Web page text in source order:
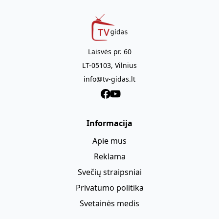
už tai baisią kainą. Šis 6 dalių serialas nagrinėja
ekonomines ir žmogiškąsias šiuolaikinių karų, nuo Pirmojo
pasaulinio karo iki pasaulinio karo su terorizmu,
Laisvės pr. 60
LT-05103, Vilnius
info@tv-gidas.lt
Informacija
Apie mus
Reklama
Svečių straipsniai
Privatumo politika
Svetainės medis